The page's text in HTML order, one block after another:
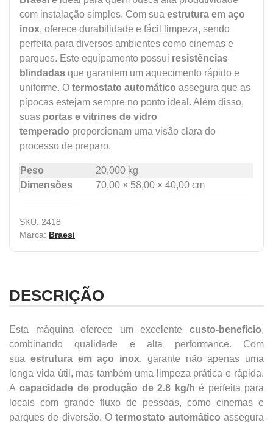
com instalação simples. Com sua estrutura em aço
inox, oferece durabilidade e fácil limpeza, sendo
perfeita para diversos ambientes como cinemas e
parques. Este equipamento possui resistências
blindadas que garantem um aquecimento rápido e
uniforme. O termostato automático assegura que as
pipocas estejam sempre no ponto ideal. Além disso,
suas portas e vitrines de vidro
temperado proporcionam uma visão clara do
processo de preparo.
Peso
20,000 kg
Dimensões
70,00 × 58,00 × 40,00 cm
SKU: 2418
Marca: Braesi
DESCRIÇÃO
Esta máquina oferece um excelente custo-benefício,
combinando qualidade e alta performance. Com
sua estrutura em aço inox, garante não apenas uma
longa vida útil, mas também uma limpeza prática e rápida.
Acapacidade de produção de 2.8 kg/h é perfeita para
locais com grande fluxo de pessoas, como cinemas e
parques de diversão. Otermostato automático assegura